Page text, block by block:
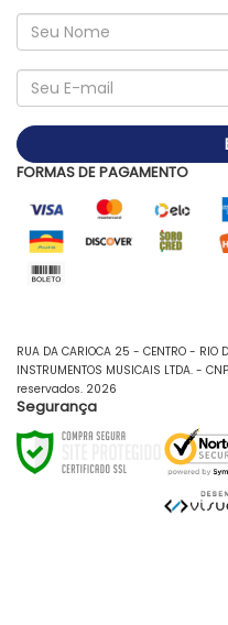
FORMAS DE PAGAMENTO
RUA DA CARIOCA 25 - CENTRO - RIO
INSTRUMENTOS MUSICAIS LTDA. -
reservados. 2026
Segurança